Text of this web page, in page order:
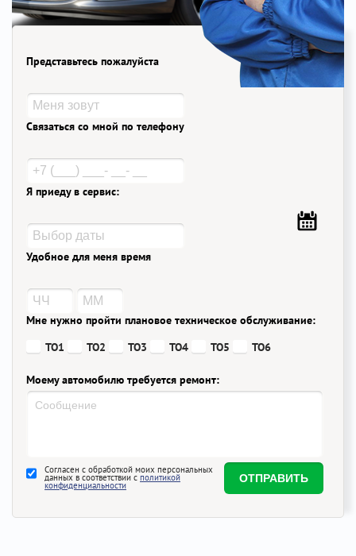
Представьтесь пожалуйста
Связаться со мной по телефону
Я приеду в сервис:
Удобное для меня время
Мне нужно пройти плановое техническое обслуживание:
ТО1
ТО2 ТО3 ТО4 ТО5 ТО6
Моему автомобилю требуется ремонт:
Согласен с обработкой моих персональных
данных в соответствии с политикой
конфиденциальности